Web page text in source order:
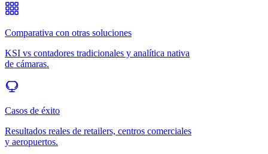
Comparativa con otras soluciones
KSI vs contadores tradicionales y analítica nativa
de cámaras.
Casos de éxito
Resultados reales de retailers, centros comerciales
y aeropuertos.